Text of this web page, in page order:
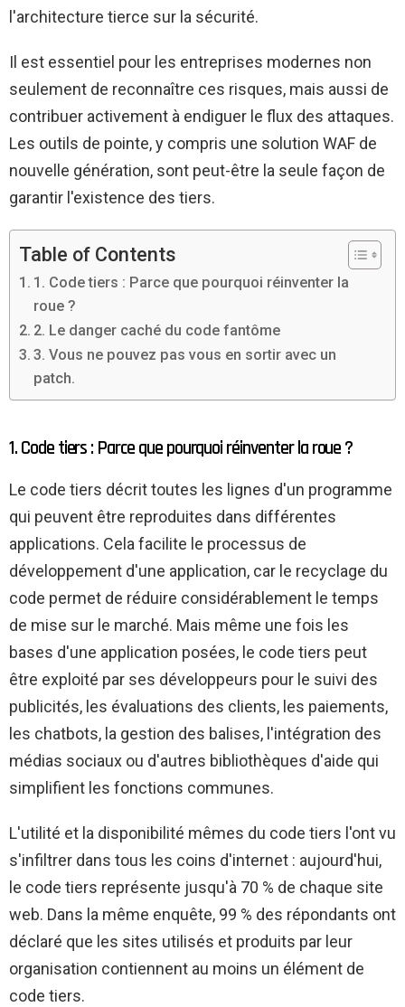
l'architecture tierce sur la sécurité.
Il est essentiel pour les entreprises modernes non
seulement de reconnaître ces risques, mais aussi de
contribuer activement à endiguer le flux des attaques.
Les outils de pointe, y compris une solution WAF de
nouvelle génération, sont peut-être la seule façon de
garantir l'existence des tiers.
Table of Contents
1. Code tiers : Parce que pourquoi réinventer la
roue ?
2. Le danger caché du code fantôme
3. Vous ne pouvez pas vous en sortir avec un
patch.
1. Code tiers : Parce que pourquoi réinventer la roue ?
Le code tiers décrit toutes les lignes d'un programme
qui peuvent être reproduites dans différentes
applications. Cela facilite le processus de
développement d'une application, car le recyclage du
code permet de réduire considérablement le temps
de mise sur le marché. Mais même une fois les
bases d'une application posées, le code tiers peut
être exploité par ses développeurs pour le suivi des
publicités, les évaluations des clients, les paiements,
les chatbots, la gestion des balises, l'intégration des
médias sociaux ou d'autres bibliothèques d'aide qui
simplifient les fonctions communes.
L'utilité et la disponibilité mêmes du code tiers l'ont vu
s'infiltrer dans tous les coins d'internet : aujourd'hui,
le code tiers représente jusqu'à 70 % de chaque site
web. Dans la même enquête, 99 % des répondants ont
déclaré que les sites utilisés et produits par leur
organisation contiennent au moins un élément de
code tiers.